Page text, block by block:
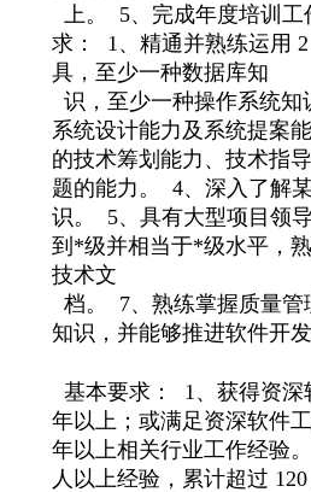
上。 5、完成年度培训
求： 1、精通并熟练运用
具，至少一种数据库知
识，至少一种操作系统
系统设计能力及系统提案
的技术筹划能力、技术指
题的能力。 4、深入了解
识。 5、具有大型项目领
到*级并相当于*级水平，
技术文
档。 7、熟练掌握质量管
知识，并能够推进软件开发
基本要求： 1、获得资深
年以上；或满足资深软件
年以上相关行业工作经验
人以上经验，累计超过